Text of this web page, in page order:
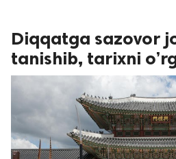
Diqqatga sazovor
tanishib, tarixni